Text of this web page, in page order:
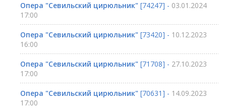
Опера "Севильский цирюльник" [74247] - 03.01.2024
17:00
Опера "Севильский цирюльник" [73420] - 10.12.2023
16:00
Опера "Севильский цирюльник" [71708] - 27.10.2023
17:00
Опера "Севильский цирюльник" [70631] - 14.09.2023
17:00